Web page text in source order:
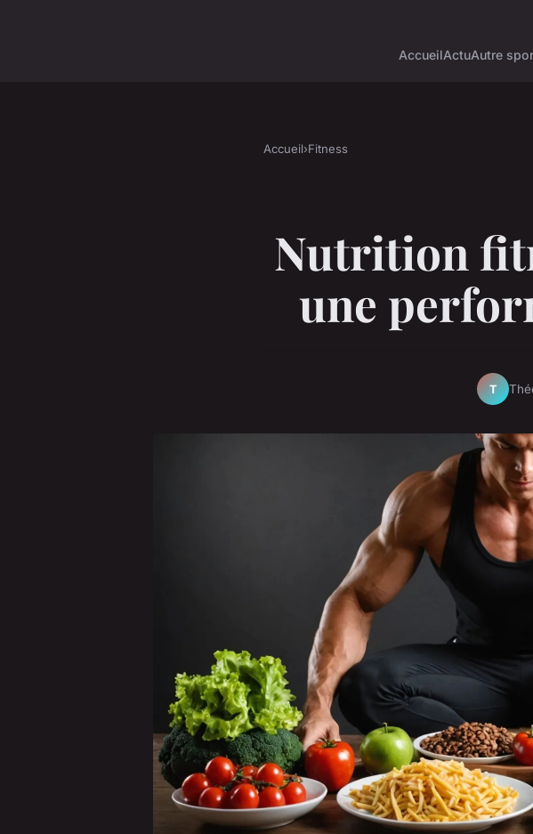
AccueilActuAutre
Accueil›Fitness
Nutrition
une
T